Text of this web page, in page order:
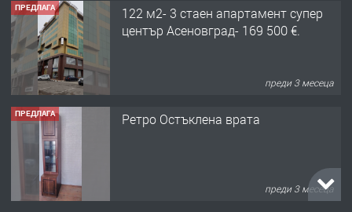
ПРЕДЛАГА Ретро Остъклена врата
преди 3 месеца
ПРЕДЛАГА
🌟HYUNDAI i10 - 2024 | Само 55 лв./
преди 10 месеца